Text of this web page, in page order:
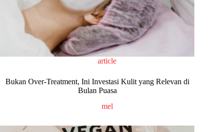
article
Bukan Over-Treatment, Ini Investasi Kulit yang Relevan di
Bulan Puasa
mel